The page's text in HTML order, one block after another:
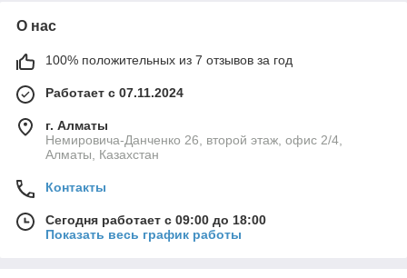
О нас
100% положительных из 7 отзывов за год
Работает с 07.11.2024
г. Алматы
Немировича-Данченко 26, второй этаж, офис 2/4,
Алматы, Казахстан
Контакты
Сегодня работает с 09:00 до 18:00
Показать весь график работы